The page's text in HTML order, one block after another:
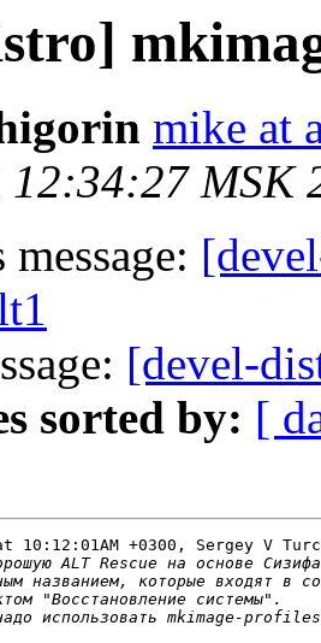
mike at
12:34:27 MSK
[devel-
sorted by: [
10:12:01AM +0300, Sergey V